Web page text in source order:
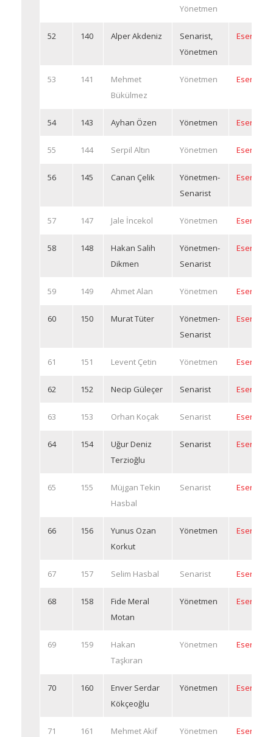
Yönetmen
52 140 Alper Akdeniz
Senarist,
Yönetmen
Eserleri
53 141
Mehmet
Bükülmez
Yönetmen Eserleri
54 143 Ayhan Özen Yönetmen Eserleri
55 144 Serpil Altın Yönetmen Eserleri
56 145 Canan Çelik
Yönetmen-
Senarist
Eserleri
57 147 Jale İncekol Yönetmen Eserleri
58 148
Hakan Salih
Dikmen
Yönetmen-
Senarist
Eserleri
59 149 Ahmet Alan Yönetmen Eserleri
60 150 Murat Tüter
Yönetmen-
Senarist
Eserleri
61 151 Levent Çetin Yönetmen Eserleri
62 152 Necip Güleçer Senarist Eserleri
63 153 Orhan Koçak Senarist Eserleri
64 154
Uğur Deniz
Terzioğlu
Senarist Eserleri
65 155
Müjgan Tekin
Hasbal
Senarist Eserleri
66 156
Yunus Ozan
Korkut
Yönetmen Eserleri
67 157 Selim Hasbal Senarist Eserleri
68 158
Fide Meral
Motan
Yönetmen Eserleri
69 159
Hakan
Taşkıran
Yönetmen Eserleri
70 160
Enver Serdar
Kökçeoğlu
Yönetmen Eserleri
71 161
Mehmet Akif
Yönetmen Eserleri